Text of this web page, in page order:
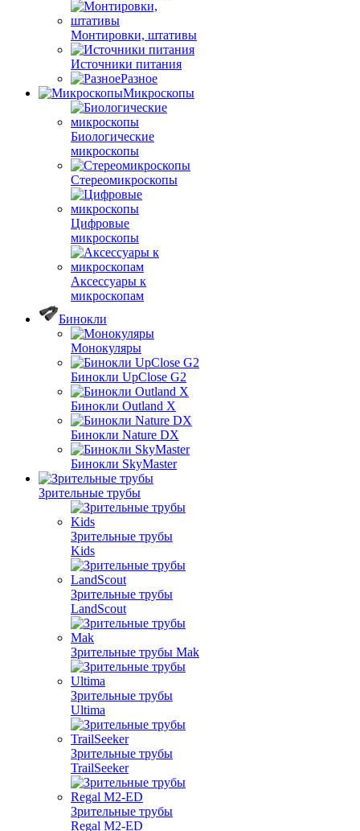
Монтировки, штативы
Источники питания
Разное
Микроскопы
Биологические
микроскопы
Стереомикроскопы
Цифровые
микроскопы
Аксессуары к
микроскопам
Бинокли
Монокуляры
Бинокли UpClose G2
Бинокли Outland X
Бинокли Nature DX
Бинокли SkyMaster
Зрительные трубы
Зрительные трубы
Kids
Зрительные трубы
LandScout
Зрительные трубы Mak
Зрительные трубы
Ultima
Зрительные трубы
TrailSeeker
Зрительные трубы
Regal M2-ED